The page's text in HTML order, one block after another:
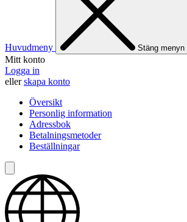
Huvudmeny Stäng menyn
Mitt konto
Logga in
ellerskapa konto
Översikt
Personlig information
Adressbok
Betalningsmetoder
Beställningar